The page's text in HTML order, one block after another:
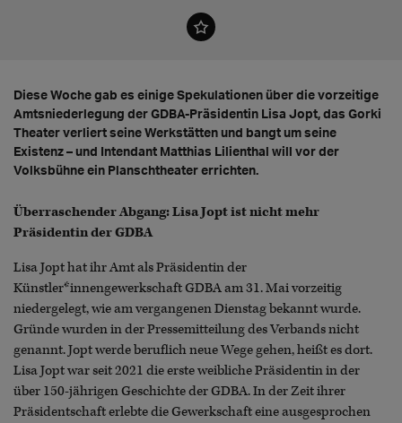
Diese Woche gab es einige Spekulationen über die vorzeitige
Amtsniederlegung der GDBA-Präsidentin Lisa Jopt, das Gorki
Theater verliert seine Werkstätten und bangt um seine
Existenz – und Intendant Matthias Lilienthal will vor der
Volksbühne ein Planschtheater errichten.
Überraschender Abgang: Lisa Jopt ist nicht mehr
Präsidentin der GDBA
Lisa Jopt hat ihr Amt als Präsidentin der
Künstler*innengewerkschaft GDBA am 31. Mai vorzeitig
niedergelegt, wie am vergangenen Dienstag bekannt wurde.
Gründe wurden in der Pressemitteilung des Verbands nicht
genannt. Jopt werde beruflich neue Wege gehen, heißt es dort.
Lisa Jopt war seit 2021 die erste weibliche Präsidentin in der
über 150-jährigen Geschichte der GDBA. In der Zeit ihrer
Präsidentschaft erlebte die Gewerkschaft eine ausgesprochen